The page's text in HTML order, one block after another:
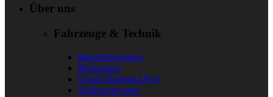
Über uns
Fahrzeuge & Technik
Einsatzleitwagen
Rüstwagen
Löschfahrzeug LF10
Schlauchwagen